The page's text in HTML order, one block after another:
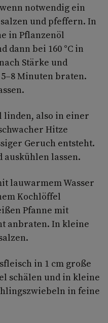
notwendig ein
und pfeffern. In
in Pflanzenöl
dann bei 160 °C in
Stärke und
Minuten braten.
linden, also in einer
Hitze
Geruch entsteht.
auskühlen lassen.
lauwarmem Wasser
Kochlöffel
Pfanne mit
anbraten. In kleine
in 1 cm große
schälen und in kleine
in feine